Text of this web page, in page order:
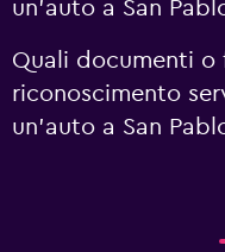
un'auto a San
Quali documenti o
riconoscimento
un'auto a San